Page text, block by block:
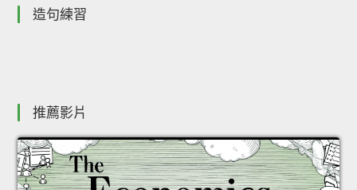
造句練習
推薦影片